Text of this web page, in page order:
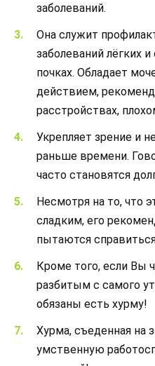
заболеваний.
Она служит
заболеваний лёгких
почках. Обладает
действием,
расстройствах,
Укрепляет зрение и
раньше времени.
часто становятся
Несмотря на то, что
сладким, его
пытаются
Кроме того, если Вы
разбитым с самого
обязаны есть хурму!
Хурма, съеденная на
умственную